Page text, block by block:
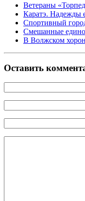
Ветераны
Каратэ. Надежды
Спортивный
Смешанные
В Волжском
Оставить